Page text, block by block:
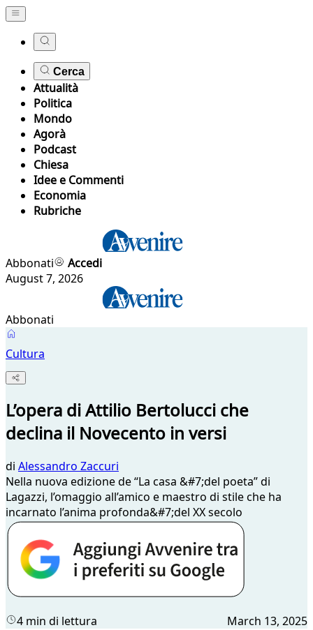
Cerca
Attualità
Politica
Mondo
Agorà
Podcast
Chiesa
Idee e Commenti
Economia
Rubriche
Abbonati
Accedi
August 7, 2026
Abbonati
Cultura
L’opera di Attilio Bertolucci che
declina il Novecento in versi
di Alessandro Zaccuri
Nella nuova edizione de “La casa &#7;del poeta” di
Lagazzi, l’omaggio all’amico e maestro di stile che ha
incarnato l’anima profonda&#7;del XX secolo
4 min di lettura March 13, 2025